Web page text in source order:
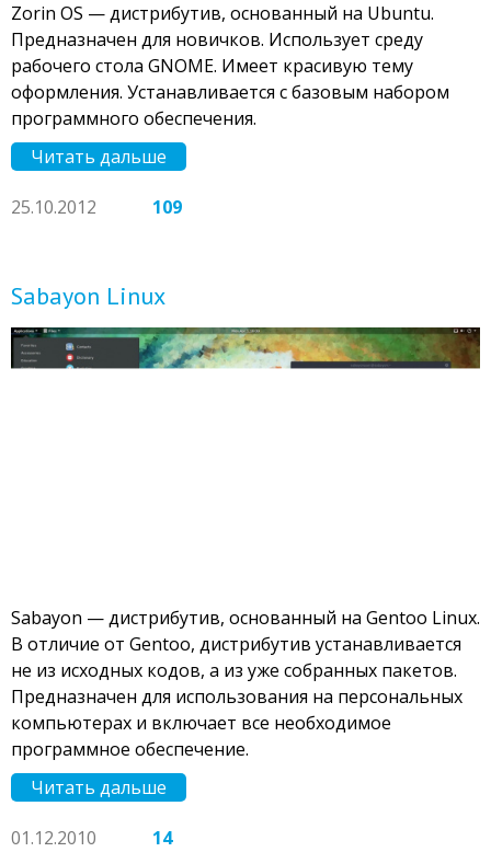
Zorin OS — дистрибутив, основанный на Ubuntu.
Предназначен для новичков. Использует среду
рабочего стола GNOME. Имеет красивую тему
оформления. Устанавливается с базовым набором
программного обеспечения.
Читать дальше
25.10.2012 109
Sabayon Linux
Sabayon — дистрибутив, основанный на Gentoo Linux.
В отличие от Gentoo, дистрибутив устанавливается
не из исходных кодов, а из уже собранных пакетов.
Предназначен для использования на персональных
компьютерах и включает все необходимое
программное обеспечение.
Читать дальше
01.12.2010 14